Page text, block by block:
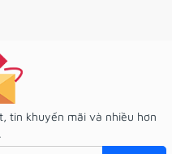
tin khuyến mãi và nhiều hơn